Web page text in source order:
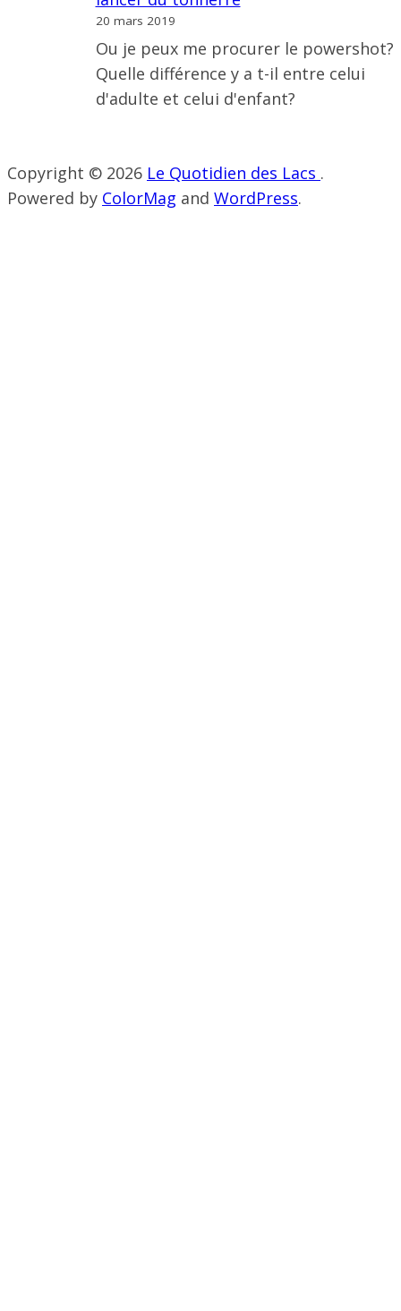
20 mars 2019
Ou je peux me procurer le powershot?
Quelle différence y a t-il entre celui
d'adulte et celui d'enfant?
Copyright © 2026 Le Quotidien des Lacs .
Powered by ColorMag and WordPress.